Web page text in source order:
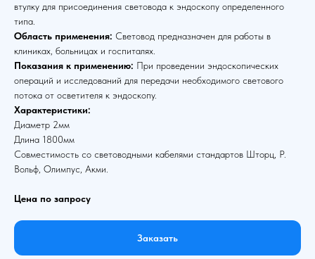
втулку для присоединения световода к эндоскопу определенного
типа.
Область применения: Световод предназначен для работы в
клиниках, больницах и госпиталях.
Показания к применению: При проведении эндоскопических
операций и исследований для передачи необходимого светового
потока от осветителя к эндоскопу.
Характеристики:
Диаметр 2мм
Длина 1800мм
Совместимость со световодными кабелями стандартов Шторц, Р.
Вольф, Олимпус, Акми.
Цена по запросу
Заказать